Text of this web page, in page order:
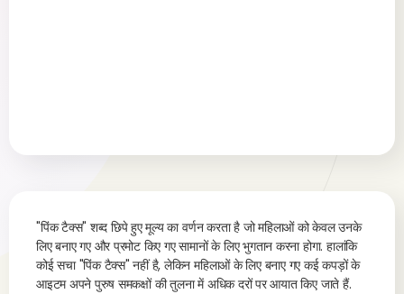
"पिंक टैक्स" शब्द छिपे हुए मूल्य का वर्णन करता है जो महिलाओं को केवल उनके
लिए बनाए गए और प्रमोट किए गए सामानों के लिए भुगतान करना होगा. हालांकि
कोई सचा "पिंक टैक्स" नहीं है, लेकिन महिलाओं के लिए बनाए गए कई कपड़ों के
आइटम अपने पुरुष समकक्षों की तुलना में अधिक दरों पर आयात किए जाते हैं.